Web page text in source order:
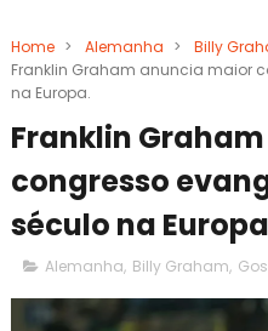
Home > Alemanha > Billy
Franklin Graham anuncia maior
na Europa.
Franklin
congresso
século na
Alemanha, Billy Graham,